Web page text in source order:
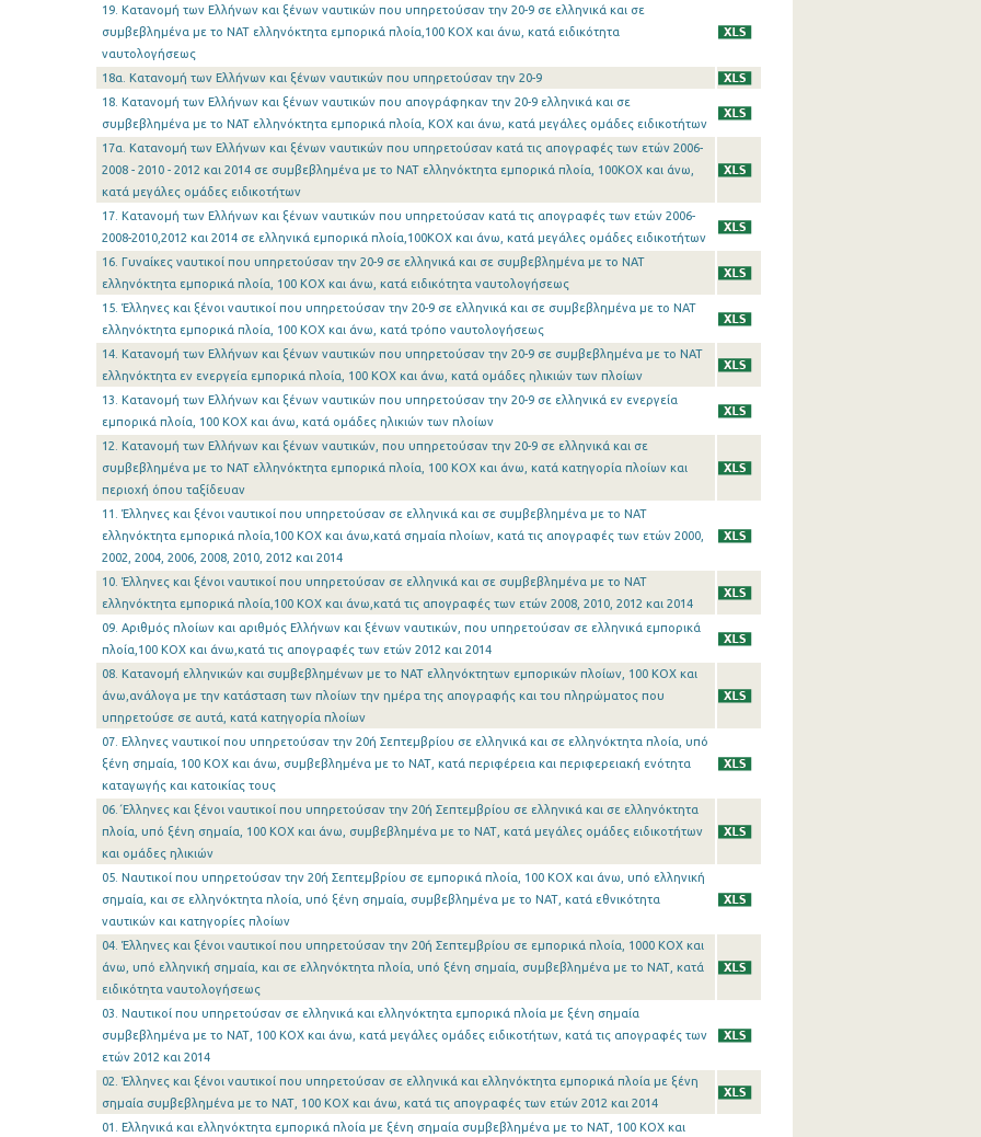
19. Κατανομή των Ελλήνων και ξένων ναυτικών που υπηρετούσαν την 20-9 σε ελληνικά και σε
συμβεβλημένα με το ΝΑΤ ελληνόκτητα εμπορικά πλοία,100 ΚΟΧ και άνω, κατά ειδικότητα
ναυτολογήσεως
18α. Κατανομή των Ελλήνων και ξένων ναυτικών που υπηρετούσαν την 20-9
18. Κατανομή των Ελλήνων και ξένων ναυτικών που απογράφηκαν την 20-9 ελληνικά και σε
συμβεβλημένα με το ΝΑΤ ελληνόκτητα εμπορικά πλοία, ΚΟΧ και άνω, κατά μεγάλες ομάδες ειδικοτήτων
17α. Κατανομή των Ελλήνων και ξένων ναυτικών που υπηρετούσαν κατά τις απογραφές των ετών 2006-
2008 - 2010 - 2012 και 2014 σε συμβεβλημένα με το ΝΑΤ ελληνόκτητα εμπορικά πλοία, 100ΚΟΧ και άνω,
κατά μεγάλες ομάδες ειδικοτήτων
17. Κατανομή των Ελλήνων και ξένων ναυτικών που υπηρετούσαν κατά τις απογραφές των ετών 2006-
2008-2010,2012 και 2014 σε ελληνικά εμπορικά πλοία,100ΚΟΧ και άνω, κατά μεγάλες ομάδες ειδικοτήτων
16. Γυναίκες ναυτικοί που υπηρετούσαν την 20-9 σε ελληνικά και σε συμβεβλημένα με το ΝΑΤ
ελληνόκτητα εμπορικά πλοία, 100 ΚΟΧ και άνω, κατά ειδικότητα ναυτολογήσεως
15. Έλληνες και ξένοι ναυτικοί που υπηρετούσαν την 20-9 σε ελληνικά και σε συμβεβλημένα με το ΝΑΤ
ελληνόκτητα εμπορικά πλοία, 100 ΚΟΧ και άνω, κατά τρόπο ναυτολογήσεως
14. Κατανομή των Ελλήνων και ξένων ναυτικών που υπηρετούσαν την 20-9 σε συμβεβλημένα με το ΝΑΤ
ελληνόκτητα εν ενεργεία εμπορικά πλοία, 100 ΚΟΧ και άνω, κατά ομάδες ηλικιών των πλοίων
13. Κατανομή των Ελλήνων και ξένων ναυτικών που υπηρετούσαν την 20-9 σε ελληνικά εν ενεργεία
εμπορικά πλοία, 100 ΚΟΧ και άνω, κατά ομάδες ηλικιών των πλοίων
12. Κατανομή των Ελλήνων και ξένων ναυτικών, που υπηρετούσαν την 20-9 σε ελληνικά και σε
συμβεβλημένα με το ΝΑΤ ελληνόκτητα εμπορικά πλοία, 100 ΚΟΧ και άνω, κατά κατηγορία πλοίων και
περιοχή όπου ταξίδευαν
11. Έλληνες και ξένοι ναυτικοί που υπηρετούσαν σε ελληνικά και σε συμβεβλημένα με το ΝΑΤ
ελληνόκτητα εμπορικά πλοία,100 ΚΟΧ και άνω,κατά σημαία πλοίων, κατά τις απογραφές των ετών 2000,
2002, 2004, 2006, 2008, 2010, 2012 και 2014
10. Έλληνες και ξένοι ναυτικοί που υπηρετούσαν σε ελληνικά και σε συμβεβλημένα με το ΝΑΤ
ελληνόκτητα εμπορικά πλοία,100 ΚΟΧ και άνω,κατά τις απογραφές των ετών 2008, 2010, 2012 και 2014
09. Αριθμός πλοίων και αριθμός Ελλήνων και ξένων ναυτικών, που υπηρετούσαν σε ελληνικά εμπορικά
πλοία,100 ΚΟΧ και άνω,κατά τις απογραφές των ετών 2012 και 2014
08. Κατανομή ελληνικών και συμβεβλημένων με το ΝΑΤ ελληνόκτητων εμπορικών πλοίων, 100 ΚΟΧ και
άνω,ανάλογα με την κατάσταση των πλοίων την ημέρα της απογραφής και του πληρώματος που
υπηρετούσε σε αυτά, κατά κατηγορία πλοίων
07. Ελληνες ναυτικοί που υπηρετούσαν την 20ή Σεπτεμβρίου σε ελληνικά και σε ελληνόκτητα πλοία, υπό
ξένη σημαία, 100 ΚΟΧ και άνω, συμβεβλημένα με το ΝΑΤ, κατά περιφέρεια και περιφερειακή ενότητα
καταγωγής και κατοικίας τους
06.΄Ελληνες και ξένοι ναυτικοί που υπηρετούσαν την 20ή Σεπτεμβρίου σε ελληνικά και σε ελληνόκτητα
πλοία, υπό ξένη σημαία, 100 ΚΟΧ και άνω, συμβεβλημένα με το ΝΑΤ, κατά μεγάλες ομάδες ειδικοτήτων
και ομάδες ηλικιών
05. Ναυτικοί που υπηρετούσαν την 20ή Σεπτεμβρίου σε εμπορικά πλοία, 100 ΚΟΧ και άνω, υπό ελληνική
σημαία, και σε ελληνόκτητα πλοία, υπό ξένη σημαία, συμβεβλημένα με το ΝΑΤ, κατά εθνικότητα
ναυτικών και κατηγορίες πλοίων
04. Έλληνες και ξένοι ναυτικοί που υπηρετούσαν την 20ή Σεπτεμβρίου σε εμπορικά πλοία, 1000 ΚΟΧ και
άνω, υπό ελληνική σημαία, και σε ελληνόκτητα πλοία, υπό ξένη σημαία, συμβεβλημένα με το ΝΑΤ, κατά
ειδικότητα ναυτολογήσεως
03. Ναυτικοί που υπηρετούσαν σε ελληνικά και ελληνόκτητα εμπορικά πλοία με ξένη σημαία
συμβεβλημένα με το ΝΑΤ, 100 ΚΟΧ και άνω, κατά μεγάλες ομάδες ειδικοτήτων, κατά τις απογραφές των
ετών 2012 και 2014
02. Έλληνες και ξένοι ναυτικοί που υπηρετούσαν σε ελληνικά και ελληνόκτητα εμπορικά πλοία με ξένη
σημαία συμβεβλημένα με το ΝΑΤ, 100 ΚΟΧ και άνω, κατά τις απογραφές των ετών 2012 και 2014
01. Ελληνικά και ελληνόκτητα εμπορικά πλοία με ξένη σημαία συμβεβλημένα με το ΝΑΤ, 100 ΚΟΧ και